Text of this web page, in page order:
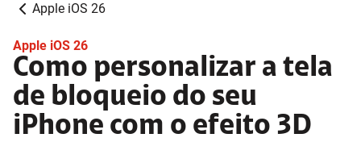
Apple iOS 26
Apple iOS 26
Como personalizar a tela
de bloqueio do seu
iPhone com o efeito 3D